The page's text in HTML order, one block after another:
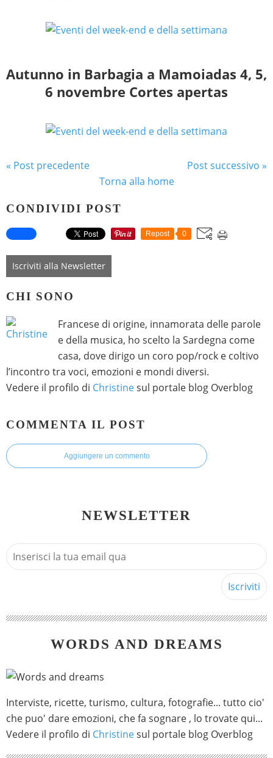
Autunno in Barbagia a Mamoiadas 4, 5,
6 novembre Cortes apertas
« Post precedente
Post successivo »
Torna alla home
CONDIVIDI POST
Repost 0
Iscriviti alla Newsletter
CHI SONO
Francese di origine, innamorata delle parole
e della musica, ho scelto la Sardegna come
casa, dove dirigo un coro pop/rock e coltivo
l’incontro tra voci, emozioni e mondi diversi.
Vedere il profilo di Christinesul portale blog Overblog
COMMENTA IL POST
Aggiungere un commento
NEWSLETTER
WORDS AND DREAMS
Interviste, ricette, turismo, cultura, fotografie... tutto cio'
che puo' dare emozioni, che fa sognare , lo trovate qui...
Vedere il profilo di Christinesul portale blog Overblog